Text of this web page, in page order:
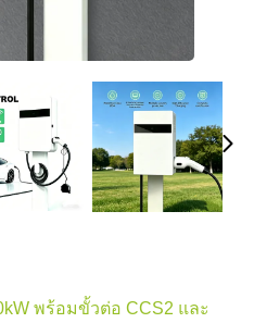
พร้อมขั้วต่อ CCS2 และ